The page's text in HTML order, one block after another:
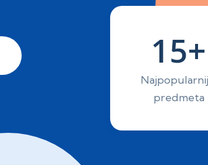
15+
predmeta